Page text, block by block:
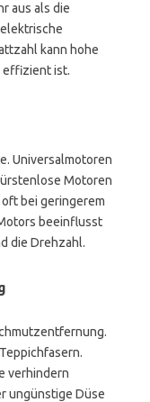
aus als die
kann hohe
effizient ist.
Universalmotoren
Motoren
bei geringerem
beeinflusst
die Drehzahl.
verhindern
ungünstige Düse